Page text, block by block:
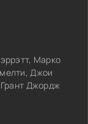
Марко
Джои
Джордж